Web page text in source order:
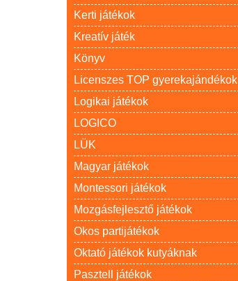
Kerti játékok
Kreatív játék
Könyv
Licenszes TOP gyerekajándékok
Logikai játékok
LOGICO
LÜK
Magyar játékok
Montessori játékok
Mozgásfejlesztő játékok
Okos partijátékok
Oktató játékok kutyáknak
Pasztell játékok